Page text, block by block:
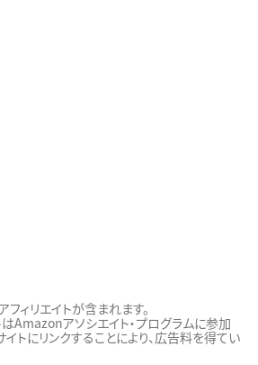
ィリエイトが含まれます。
Amazonアソシエイト・プログラムに参加
トにリンクすることにより、広告料を得てい